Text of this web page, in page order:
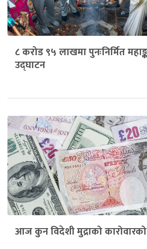
८ करोड ९५ लाखमा पुनःनिर्मित
उद्घाटन
आज कुन विदेशी मुद्राको